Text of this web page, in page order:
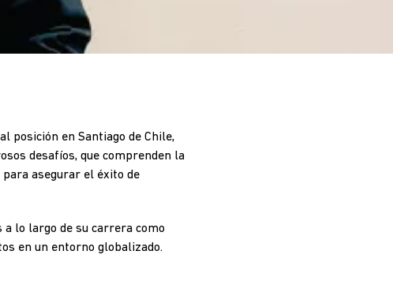
posición en Santiago de Chile,
desafíos, que comprenden la
asegurar el éxito de
lo largo de su carrera como
en un entorno globalizado.